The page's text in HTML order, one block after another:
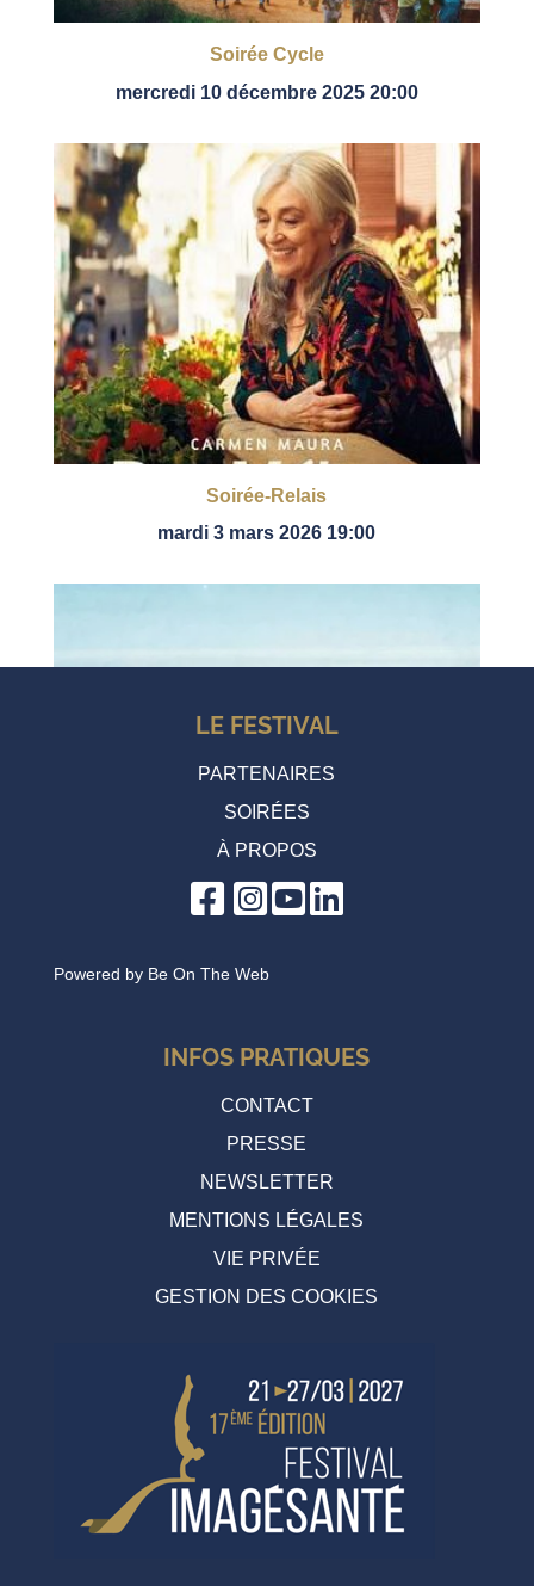
Soirée Cycle
mercredi 10 décembre 2025 20:00
Soirée-Relais
mardi 3 mars 2026 19:00
mercredi 17 juin 2026 20:00
LE FESTIVAL
PARTENAIRES
SOIRÉES
À PROPOS
Powered by Be On The Web
INFOS PRATIQUES
CONTACT
PRESSE
NEWSLETTER
MENTIONS LÉGALES
VIE PRIVÉE
GESTION DES COOKIES